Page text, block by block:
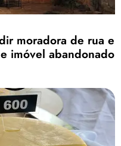
moradora de rua e
imóvel abandonado